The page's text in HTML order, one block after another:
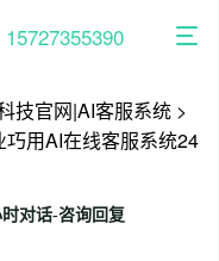
15727355390
技官网|AI客服系统 >
用AI在线客服系统24
对话-咨询回复